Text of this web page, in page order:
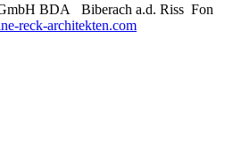
BDA Biberach a.d. Riss Fon
reck-architekten.com